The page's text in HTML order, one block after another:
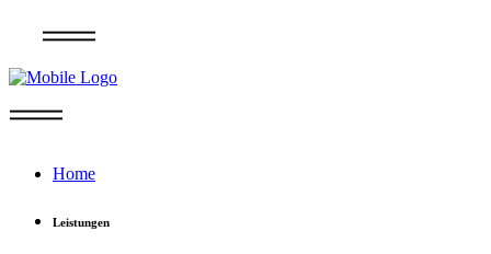
Home
Leistungen